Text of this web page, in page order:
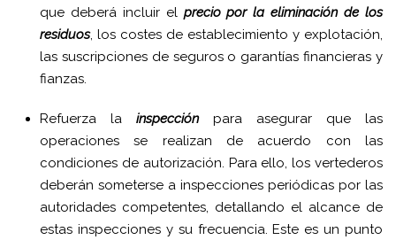
que deberá incluir el precio por la eliminación de los
residuos, los costes de establecimiento y explotación,
las suscripciones de seguros o garantías financieras y
fianzas.
Refuerza la inspecciónpara asegurar que las
operaciones se realizan de acuerdo con las
condiciones de autorización. Para ello, los vertederos
deberán someterse a inspecciones periódicas por las
autoridades competentes, detallando el alcance de
estas inspecciones y su frecuencia. Este es un punto